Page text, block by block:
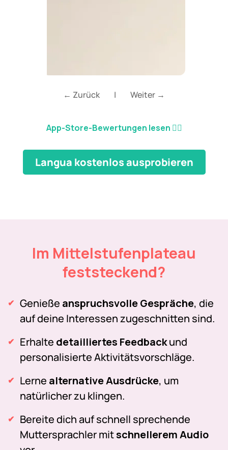
← Zurück | Weiter →
App-Store-Bewertungen lesen 👈🏼
Langua kostenlos ausprobieren
Im Mittelstufenplateau
feststeckend?
Genieße anspruchsvolle Gespräche, die
auf deine Interessen zugeschnitten sind.
Erhalte detailliertes Feedbackund
personalisierte Aktivitätsvorschläge.
Lerne alternative Ausdrücke, um
natürlicher zu klingen.
Bereite dich auf schnell sprechende
Muttersprachler mitschnellerem Audio